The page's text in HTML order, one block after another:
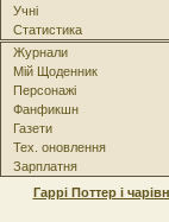
Учні
Статистика
Журнали
Мій Щоденник
Персонажі
Фанфикшн
Газети
Тех. оновлення
Зарплатня
Гаррі Поттер і